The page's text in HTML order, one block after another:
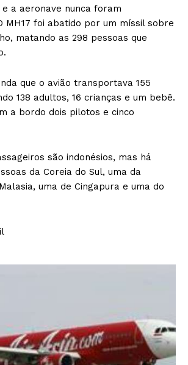
a aeronave nunca foram
MH17 foi abatido por um míssil sobre
matando as 298 pessoas que
que o avião transportava 155
138 adultos, 16 crianças e um bebê.
a bordo dois pilotos e cinco
são indonésios, mas há
da Coreia do Sul, uma da
uma de Cingapura e uma do